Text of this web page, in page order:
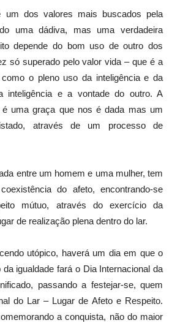
valores mais buscados pela
uma dádiva, mas uma verdadeira
depende do bom uso de outro dos
só superado pelo valor vida – que é a
como o pleno uso da inteligência e da
inteligência e a vontade do outro. A
é uma graça que nos é dada mas um
através de um processo de
um homem e uma mulher, tem
do afeto, encontrando-se
mútuo, através do exercício da
de realização plena dentro do lar.
utópico, haverá um dia em que o
igualdade fará o Dia Internacional da
passando a festejar-se, quem
do Lar – Lugar de Afeto e Respeito.
a conquista, não do maior